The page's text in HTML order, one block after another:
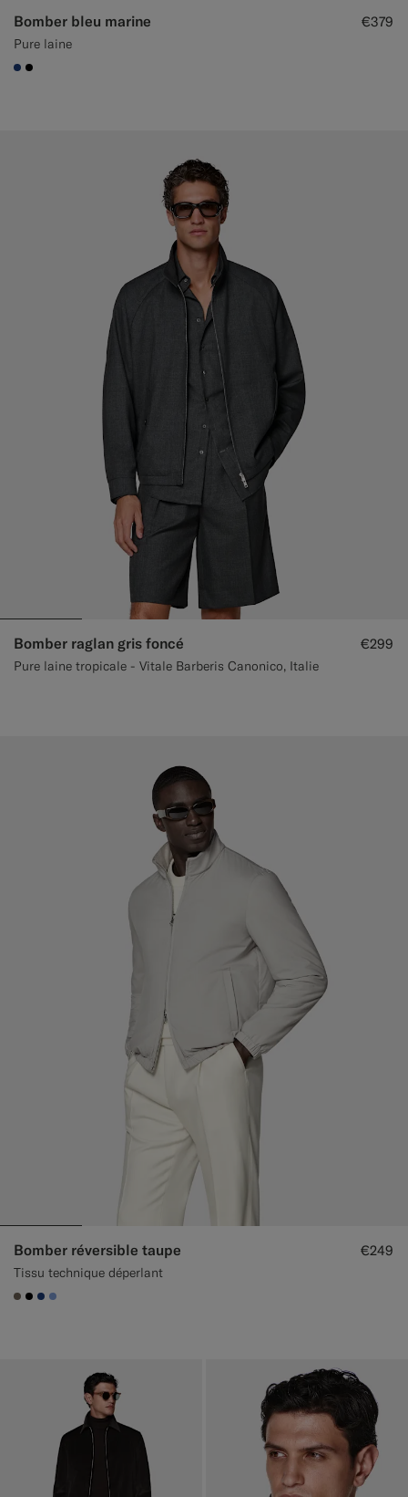
Bomber bleu marine
Pure laine
€379
#1C3D7A
#000000
Bomber raglan gris foncé
Pure laine tropicale - Vitale Barberis Canonico, Italie
€299
Bomber réversible taupe
Tissu technique déperlant
€249
#706559
#000000
#1C3D7A
#82A1DC